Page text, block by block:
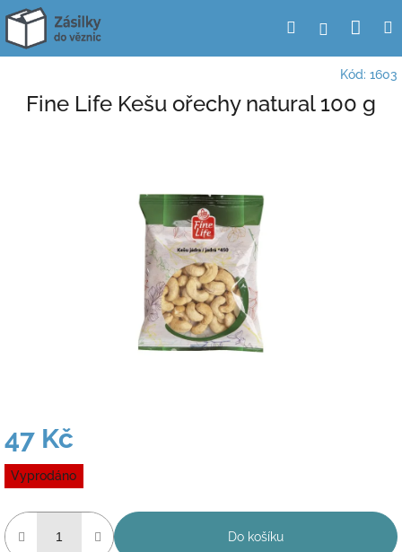
Přejít
obsah
HledatPřihlášení
Kód: 1603
Fine Life Kešu ořechy natural 100 g
47 Kč
Měrná
cena:
Vyprodáno
Do košíku